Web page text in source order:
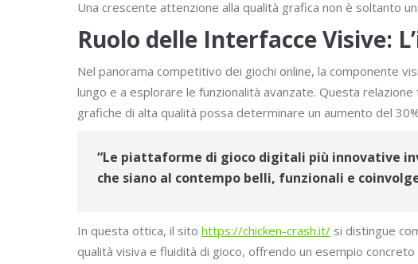
Una crescente attenzione alla qualità grafica non è soltanto
Ruolo delle Interfacce Visive:
Nel panorama competitivo dei giochi online, la componente
lungo e a esplorare le funzionalità avanzate. Questa
grafiche di alta qualità possa determinare un aumento del
“Le piattaforme di gioco digitali più innovative
che siano al contempo belli, funzionali e
In questa ottica, il sito https://chicken-crash.it/ si distingue
qualità visiva e fluidità di gioco, offrendo un esempio